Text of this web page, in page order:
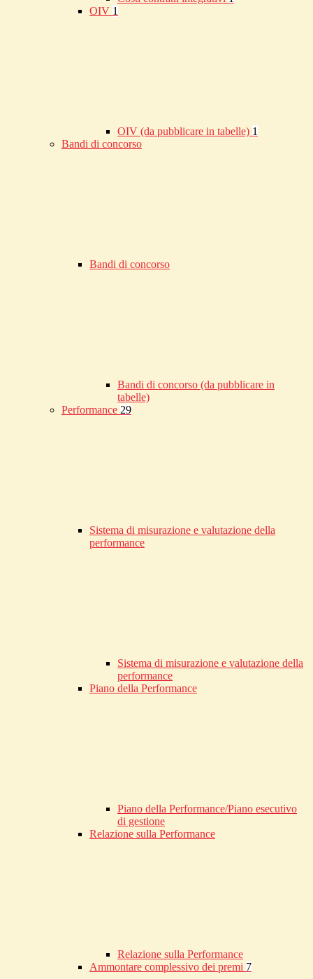
OIV 1
OIV (da pubblicare in tabelle) 1
Bandi di concorso
Bandi di concorso
Bandi di concorso (da pubblicare in
tabelle)
Performance 29
Sistema di misurazione e valutazione della
performance
Sistema di misurazione e valutazione della
performance
Piano della Performance
Piano della Performance/Piano esecutivo
di gestione
Relazione sulla Performance
Relazione sulla Performance
Ammontare complessivo dei premi 7